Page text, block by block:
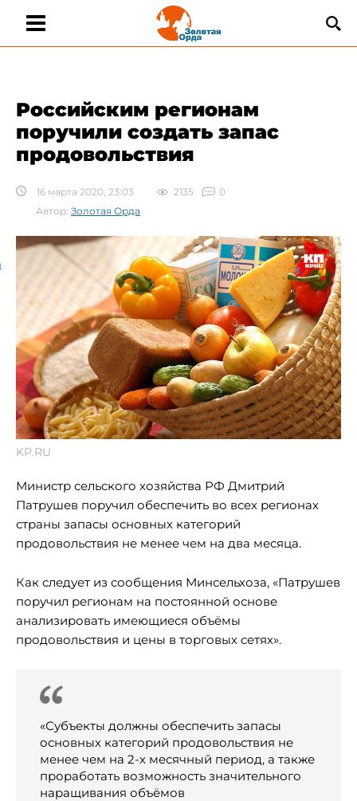
Российским регионам
поручили создать запас
продовольствия
16 марта 2020, 23:03 2135
0
Автор: Золотая Орда
KP.RU
Министр сельского хозяйства РФ Дмитрий
Патрушев поручил обеспечить во всех регионах
страны запасы основных категорий
продовольствия не менее чем на два месяца.
Как следует из сообщения Минсельхоза, «Патрушев
поручил регионам на постоянной основе
анализировать имеющиеся объёмы
продовольствия и цены в торговых сетях».
«Субъекты должны обеспечить запасы
основных категорий продовольствия не
менее чем на 2-х месячный период, а также
проработать возможность значительного
наращивания объёмов